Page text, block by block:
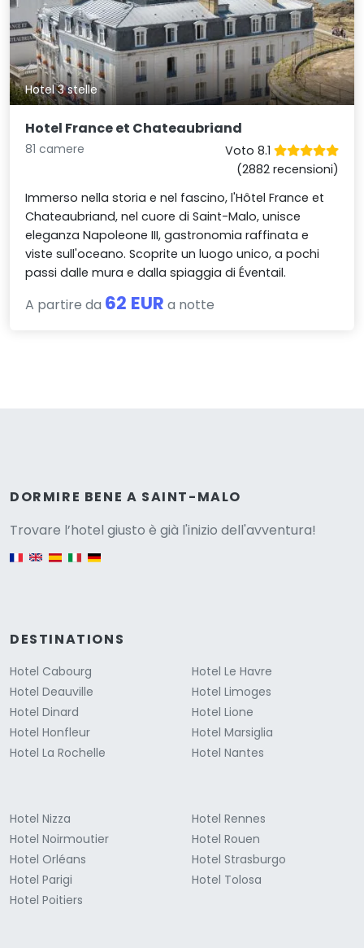
Hotel 3 stelle
Hotel France et Chateaubriand
81 camere
Voto 8.1
(2882 recensioni)
Immerso nella storia e nel fascino, l'Hôtel France et
Chateaubriand, nel cuore di Saint-Malo, unisce
eleganza Napoleone III, gastronomia raffinata e
viste sull'oceano. Scoprite un luogo unico, a pochi
passi dalle mura e dalla spiaggia di Éventail.
A partire da 62 EUR a notte
DORMIRE BENE A SAINT-MALO
Trovare l’hotel giusto è già l'inizio dell'avventura!
DESTINATIONS
Hotel Cabourg
Hotel Deauville
Hotel Dinard
Hotel Honfleur
Hotel La Rochelle
Hotel Le Havre
Hotel Limoges
Hotel Lione
Hotel Marsiglia
Hotel Nantes
Hotel Nizza
Hotel Noirmoutier
Hotel Orléans
Hotel Parigi
Hotel Poitiers
Hotel Rennes
Hotel Rouen
Hotel Strasburgo
Hotel Tolosa